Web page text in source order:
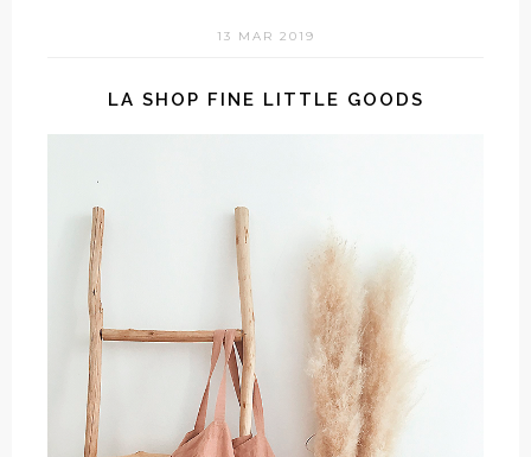
13 MAR 2019
LA SHOP FINE LITTLE GOODS